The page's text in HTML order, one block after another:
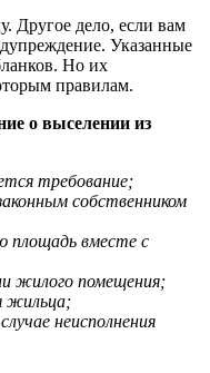
Другое дело, если вам
Указанные
Но их
правилам.
о выселении из
требование;
собственником
площадь вместе с
жилого помещения;
жильца;
неисполнения